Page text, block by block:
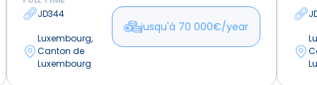
JD344
Luxembourg,
Canton de
Luxembourg
jusqu'à 70 000€/year
Equipe
Stable
Jours